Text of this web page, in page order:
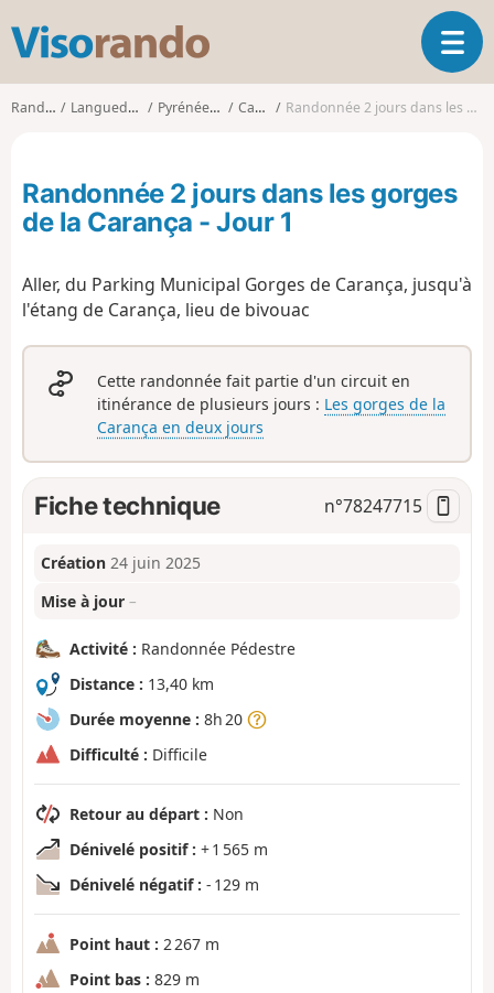
s
o
d
o
O
u
l
v
a
Randonnées Languedoc-Roussillon Pyrénées-Orientales Canaveilles Randonnée 2 jours dans les gorges de la Carança - Jour 1
Randonnée 2 jours dans les gorges
de la Carança - Jour 1
Aller, du Parking Municipal Gorges de Carança, jusqu'à
l'étang de Carança, lieu de bivouac
Cette randonnée fait partie d'un circuit en
itinérance de plusieurs jours : Les gorges de la
Carança en deux jours
Fiche technique n°78247715
Création 24 juin 2025
Mise à jour –
Activité : Randonnée Pédestre
Distance : 13,40 km
Durée moyenne : 8h 20
Difficulté : Difficile
Retour au départ : Non
Dénivelé positif : + 1 565 m
Dénivelé négatif : - 129 m
Point haut : 2 267 m
Point bas : 829 m